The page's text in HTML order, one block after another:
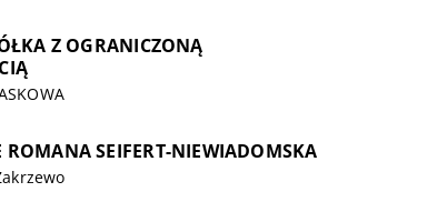
Z OGRANICZONĄ
ROMANA SEIFERT-NIEWIADOMSKA